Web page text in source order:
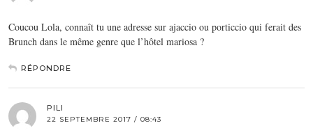
Coucou Lola, connaît tu une adresse sur ajaccio ou porticcio qui ferait des
Brunch dans le même genre que l’hôtel mariosa ?
RÉPONDRE
PILI
22 SEPTEMBRE 2017 / 08:43